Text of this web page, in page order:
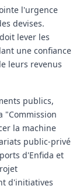
l'urgence
devises.
lever les
une confiance
leurs revenus
publics,
"Commission
la machine
public-privé
d'Enfida et
d'initiatives